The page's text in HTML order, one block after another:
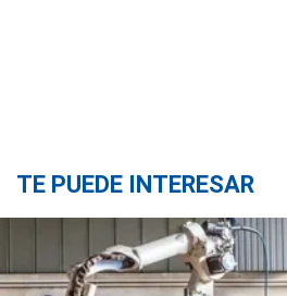
TE PUEDE INTERESAR